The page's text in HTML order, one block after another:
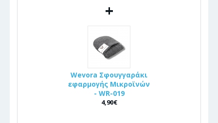
+
Wevora Σφουγγαράκι
εφαρμογής Μικροϊνών
- WR-019
4,90€